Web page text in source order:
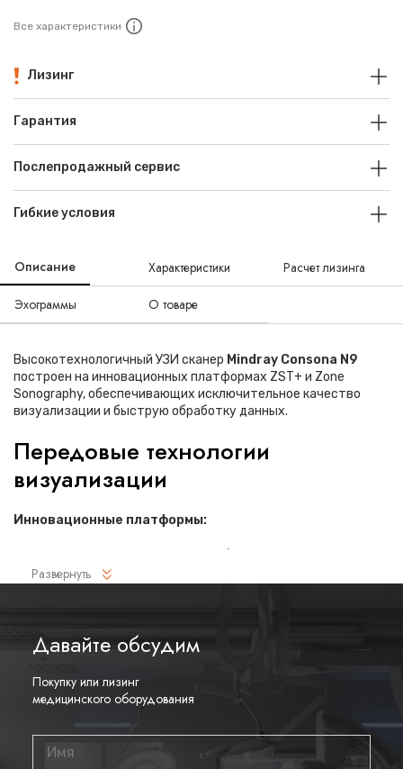
Все характеристики
Лизинг
Гарантия
Послепродажный сервис
Гибкие условия
Описание Характеристики Расчет лизинга
Эхограммы О товаре
Высокотехнологичный УЗИ сканер Mindray Consona N9
построен на инновационных платформах ZST+ и Zone
Sonography, обеспечивающих исключительное качество
визуализации и быструю обработку данных.
Передовые технологии
визуализации
Инновационные платформы:
сверхбыстрое построение четких изображений на
временным и пространственным разрешением
датчиков, включая монокристаллические, для всех
типов исследований
Интеллектуальные функции
Развернуть
Давайте обсудим
Покупку или лизинг
медицинского оборудования